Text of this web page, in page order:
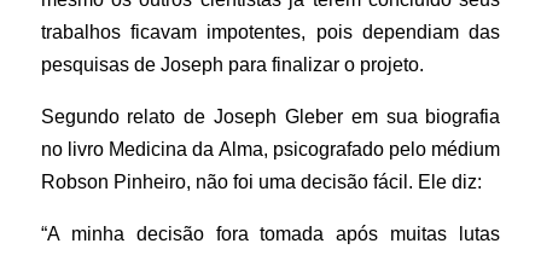
trabalhos ficavam impotentes, pois dependiam das
pesquisas de Joseph para finalizar o projeto.
Segundo relato de Joseph Gleber em sua biografia
no livro Medicina da Alma, psicografado pelo médium
Robson Pinheiro, não foi uma decisão fácil. Ele diz:
“A minha decisão fora tomada após muitas lutas